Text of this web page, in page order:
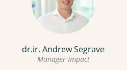
bekijk profiel
ir. Jos Frijns
dr.ir. Andrew Segrave
Manager Impact